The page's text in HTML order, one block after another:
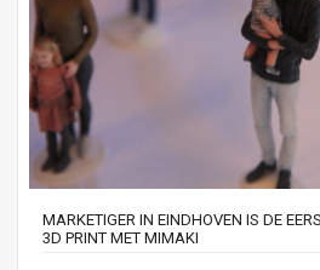
MARKETIGER IN EINDHOVEN IS DE
3D PRINT MET MIMAKI